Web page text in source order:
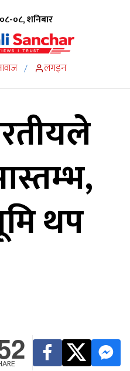
०८, शनिबार
/ लगइन
थप